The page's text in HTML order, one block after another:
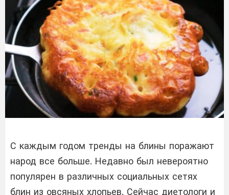
С каждым годом тренды на блины поражают
народ все больше. Недавно был невероятно
популярен в различных социальных сетях
блин из овсяных хлопьев. Сейчас диетологи и